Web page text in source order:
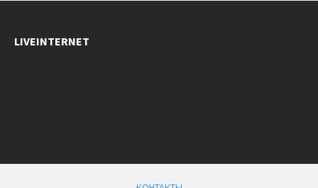
LIVEINTERNET